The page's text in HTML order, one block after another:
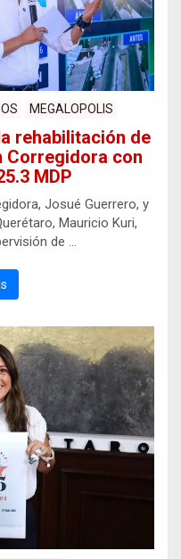
MEGALOPOLIS
rehabilitación de
Corregidora con
MDP
Josué Guerrero, y
Mauricio Kuri,
de …